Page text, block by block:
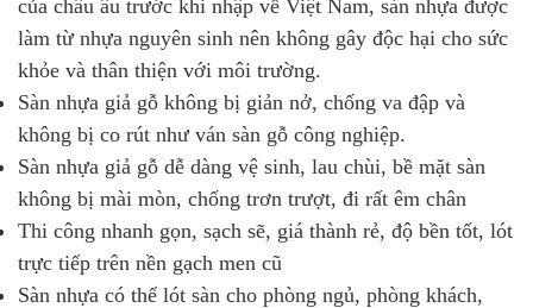
của châu âu trước khi nhập về Việt Nam, sàn nhựa được
làm từ nhựa nguyên sinh nên không gây độc hại cho sức
khỏe và thân thiện với môi trường.
Sàn nhựa giả gỗ không bị giản nở, chống va đập và
không bị co rút như ván sàn gỗ công nghiệp.
Sàn nhựa giả gỗ dễ dàng vệ sinh, lau chùi, bề mặt sàn
không bị mài mòn, chống trơn trượt, đi rất êm chân
Thi công nhanh gọn, sạch sẽ, giá thành rẻ, độ bền tốt, lót
trực tiếp trên nền gạch men cũ
Sàn nhựa có thể lót sàn cho phòng ngủ, phòng khách,